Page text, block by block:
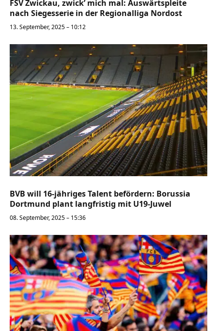
FSV Zwickau, zwick’ mich mal: Auswärtspleite
nach Siegesserie in der Regionalliga Nordost
13. September, 2025 – 10:12
BVB will 16-jähriges Talent befördern: Borussia
Dortmund plant langfristig mit U19-Juwel
08. September, 2025 – 15:36